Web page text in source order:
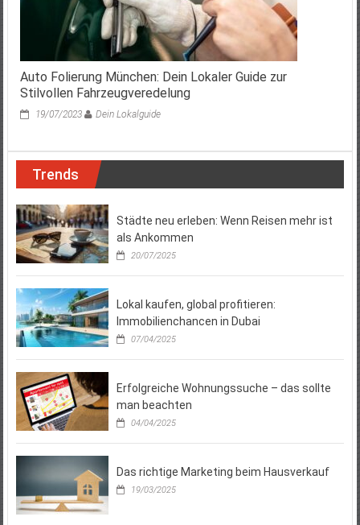
Auto Folierung München: Dein Lokaler Guide zur
Stilvollen Fahrzeugveredelung
19/07/2023 Dein Lokalguide
Trends
Städte neu erleben: Wenn Reisen mehr ist
als Ankommen
20/07/2025
Lokal kaufen, global profitieren:
Immobilienchancen in Dubai
07/04/2025
Erfolgreiche Wohnungssuche – das sollte
man beachten
04/04/2025
Das richtige Marketing beim Hausverkauf
19/03/2025